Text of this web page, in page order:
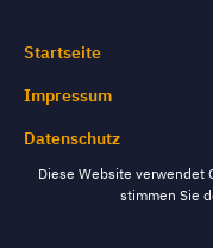
Startseite
Impressum
Datenschutz
Diese Website verwendet
stimmen Sie